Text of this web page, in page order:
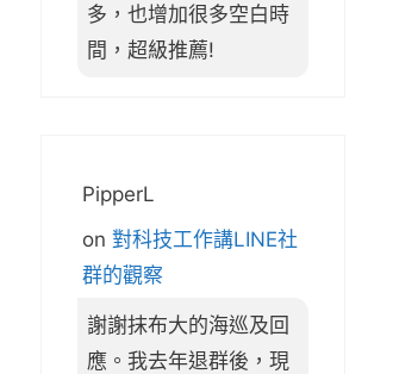
多，也增加很多空白時
間，超級推薦!
PipperL
on 對科技工作講LINE社
群的觀察
謝謝抹布大的海巡及回
應。我去年退群後，現